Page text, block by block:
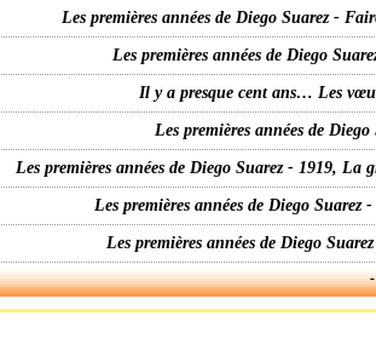
Les premières années de Diego Suarez -
Les premières années de Diego
Il y a presque cent ans… Les
Les premières années de
Les premières années de Diego Suarez - 1919,
Les premières années de Diego
Les premières années de Diego